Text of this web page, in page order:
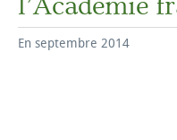
l’Académie
En septembre 2014